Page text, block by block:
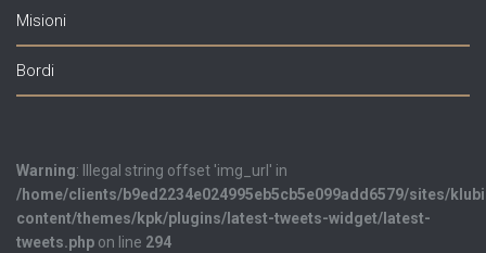
Misioni
Bordi
Warning: Illegal string offset 'img_url' in
/home/clients/b9ed2234e024995eb5cb5e099add6579/sites/
content/themes/kpk/plugins/latest-tweets-widget/latest-
tweets.php on line 294